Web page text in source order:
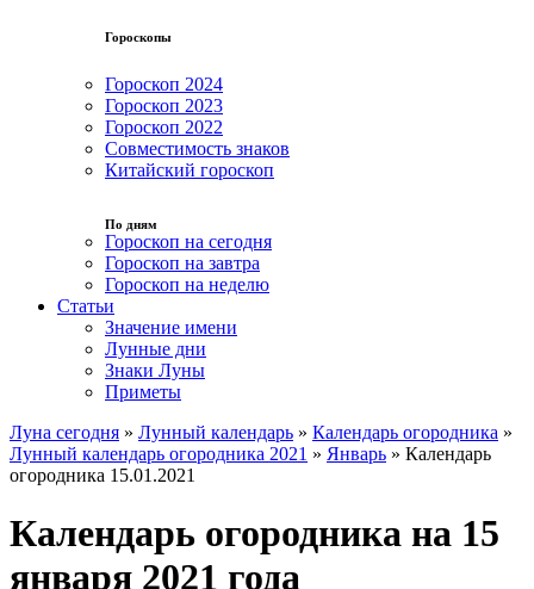
Гороскопы
Гороскоп 2024
Гороскоп 2023
Гороскоп 2022
Совместимость знаков
Китайский гороскоп
По дням
Гороскоп на сегодня
Гороскоп на завтра
Гороскоп на неделю
Статьи
Значение имени
Лунные дни
Знаки Луны
Приметы
Луна сегодня » Лунный календарь » Календарь огородника »
Лунный календарь огородника 2021 » Январь » Календарь
огородника 15.01.2021
Календарь огородника на 15
января 2021 года